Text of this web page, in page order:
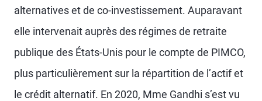
alternatives et de co-investissement. Auparavant
elle intervenait auprès des régimes de retraite
publique des États-Unis pour le compte de PIMCO,
plus particulièrement sur la répartition de l’actif et
le crédit alternatif. En 2020, Mme Gandhi s’est vu